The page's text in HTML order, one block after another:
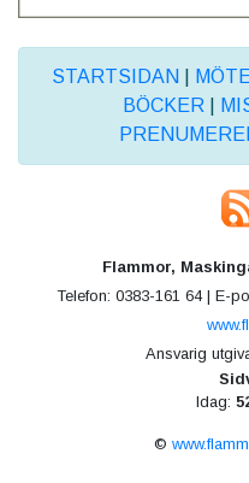
STARTSIDAN
BÖCKER
Flammor,
Telefon: 0383-161 64 | E-
Ansvarig
Idag:
©